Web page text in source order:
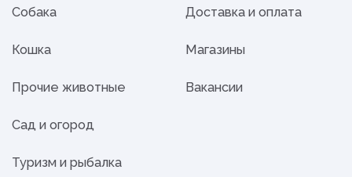
Собака
Кошка
Прочие животные
Сад и огород
Туризм и рыбалка
Доставка и оплата
Магазины
Вакансии